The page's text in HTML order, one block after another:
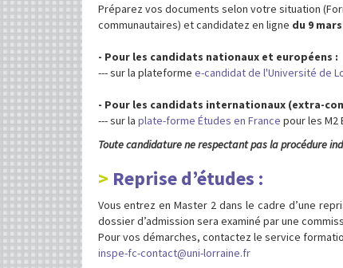
Préparez vos documents selon votre situation
communautaires) et candidatez en ligne du 9 mars
- Pour les candidats nationaux et européens :
--- sur la plateforme e-candidat de l'Université de
- Pour les candidats internationaux (extra-
--- sur la plate-forme Études en France pour les M2
Toute candidature ne respectant pas la procédure
Reprise d’études :
Vous entrez en Master 2 dans le cadre d’une
dossier d’admission sera examiné par une
Pour vos démarches, contactez le service
inspe-fc-contact@uni-lorraine.fr